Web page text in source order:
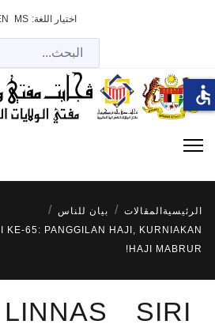
اختيار اللغة: MS
الرئيسية المقالات
بيان للناس
KE-65: PANGGILAN HAJI, KURNIAKAN
HAJI MABRUR!
SIRI
accessible